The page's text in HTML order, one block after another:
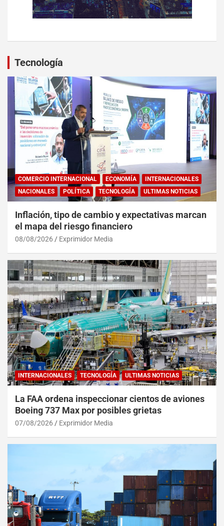
Tecnología
COMERCIO INTERNACIONAL ECONOMÍA
INTERNACIONALES
NACIONALES
POLÍTICA TECNOLOGÍA ULTIMAS NOTICIAS
Inflación, tipo de cambio y expectativas marcan
el mapa del riesgo financiero
08/08/2026 Exprimidor Media
INTERNACIONALES TECNOLOGÍA ULTIMAS NOTICIAS
La FAA ordena inspeccionar cientos de aviones
Boeing 737 Max por posibles grietas
07/08/2026 Exprimidor Media